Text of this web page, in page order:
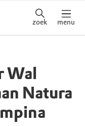
zoek menu
Wal
Natura